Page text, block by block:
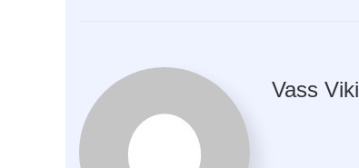
Vass Viki